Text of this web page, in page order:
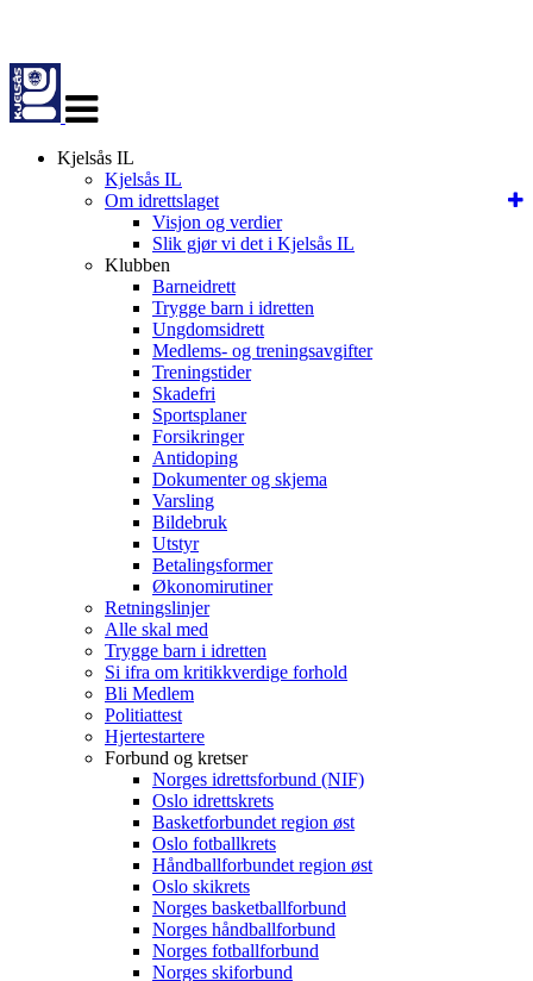
navigasjon
Kjelsås IL
Kjelsås IL
Om idrettslaget
Visjon og verdier
Slik gjør vi det i Kjelsås IL
Klubben
Barneidrett
Trygge barn i idretten
Ungdomsidrett
Medlems- og treningsavgifter
Treningstider
Skadefri
Sportsplaner
Forsikringer
Antidoping
Dokumenter og skjema
Varsling
Bildebruk
Utstyr
Betalingsformer
Økonomirutiner
Retningslinjer
Alle skal med
Trygge barn i idretten
Si ifra om kritikkverdige forhold
Bli Medlem
Politiattest
Hjertestartere
Forbund og kretser
Norges idrettsforbund (NIF)
Oslo idrettskrets
Basketforbundet region øst
Oslo fotballkrets
Håndballforbundet region øst
Oslo skikrets
Norges basketballforbund
Norges håndballforbund
Norges fotballforbund
Norges skiforbund